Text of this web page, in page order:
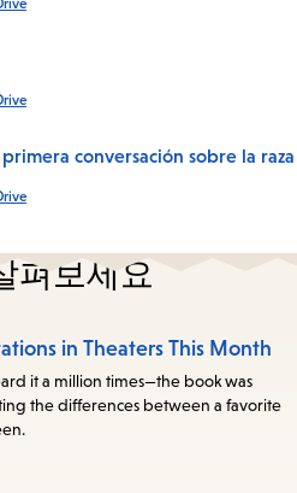
conversación sobre la raza
펴보세요
in Theaters This Month
it a million times—the book was
the differences between a favorite